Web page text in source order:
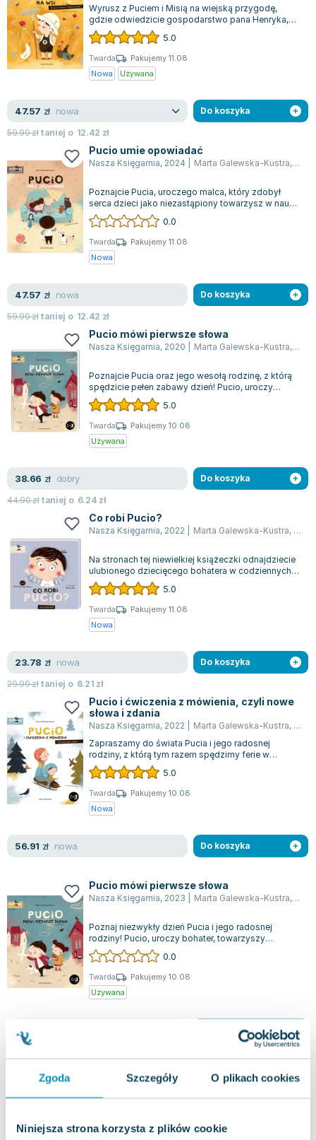
Zgoda Szczegóły O plikach cookies
Niniejsza strona korzysta z plików cookie
Wyrusz z Puciem i Misią na wiejską przygodę,
gdzie odwiedzicie gospodarstwo pana Henryka,
stadninę pani Ewy oraz pracownię ceramic...
5.0
Twarda
Pakujemy 11.08
Nowa
Używana
47.57 zł nowa
59.99złtaniej o 12.42 zł
Do koszyka
Pucio umie opowiadać
Nasza Księgarnia, 2024 Marta Galewska-Kustra,
Poznajcie Pucia, uroczego malca, który zdobył
serca dzieci jako niezastąpiony towarzysz w nauce
pierwszych słów i zwrotów. W piąte...
0.0
Twarda
Pakujemy 11.08
Nowa
47.57 zł nowa
59.99złtaniej o 12.42 zł
Do koszyka
Pucio mówi pierwsze słowa
Nasza Księgarnia, 2020 Marta Galewska-Kustra,
Poznajcie Pucia oraz jego wesołą rodzinę, z którą
spędzicie pełen zabawy dzień! Pucio, uroczy
bohater, stanie się najlepszym przyj...
5.0
Twarda
Pakujemy 10.08
Używana
38.66 zł dobry
44.90złtaniej o 6.24 zł
Do koszyka
Co robi Pucio?
Nasza Księgarnia, 2022 Marta Galewska-Kustra,
Na stronach tej niewielkiej książeczki odnajdziecie
ulubionego dziecięcego bohatera w codziennych
scenkach. Każda z nich stanowi d...
5.0
Twarda
Pakujemy 11.08
Nowa
23.78 zł nowa
29.99złtaniej o 6.21 zł
Do koszyka
Pucio i ćwiczenia z mówienia, czyli nowe
słowa i zdania
Nasza Księgarnia, 2022 Marta Galewska-Kustra,
Zapraszamy do świata Pucia i jego radosnej
rodziny, z którą tym razem spędzimy ferie w
górach! Pucio, pełen uroku maluszek, stanie...
5.0
Twarda
Pakujemy 10.08
Nowa
56.91 zł nowa Do koszyka
Pucio mówi pierwsze słowa
Nasza Księgarnia, 2023 Marta Galewska-Kustra,
Poznaj niezwykły dzień Pucia i jego radosnej
rodziny! Pucio, uroczy bohater, towarzyszy
dzieciom w ich pierwszych krokach w nauce...
0.0
Twarda
Pakujemy 10.08
Używana
45.68 Do koszyka
Nasza Księgarnia,2025 Marta Galewska-Kustra,
wieczór przynosi chwilę wyciszenia i spokoju dla
wszystkich. Misia już zasnęła,...